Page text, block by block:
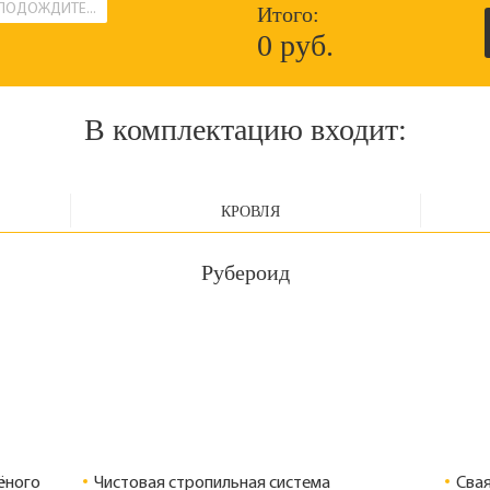
Итого:
0 руб.
В комплектацию входит:
КРОВЛЯ
Рубероид
Чистовая стропильная система